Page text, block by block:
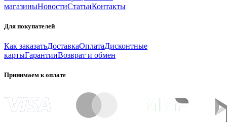
магазиныНовостиСтатьиКонтакты
Для покупателей
Как заказатьДоставкаОплатаДисконтные
картыГарантииВозврат и обмен
Принимаем к оплате